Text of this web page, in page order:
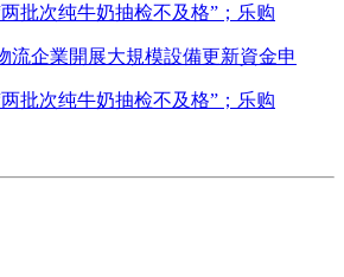
批次纯牛奶抽检不及格”；乐购
流企業開展大規模設備更新資金申
批次纯牛奶抽检不及格”；乐购